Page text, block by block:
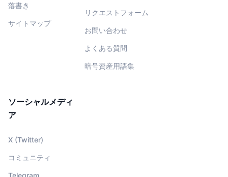
落書き
サイトマップ
リクエストフォーム
お問い合わせ
よくある質問
暗号資産用語集
ソーシャルメディ
ア
X (Twitter)
コミュニティ